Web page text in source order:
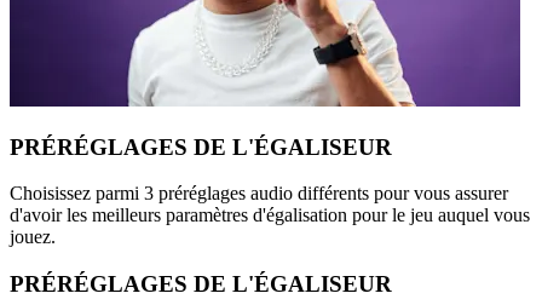
PRÉRÉGLAGES DE L'ÉGALISEUR
Choisissez parmi 3 préréglages audio différents pour vous assurer
d'avoir les meilleurs paramètres d'égalisation pour le jeu auquel vous
jouez.
PRÉRÉGLAGES DE L'ÉGALISEUR